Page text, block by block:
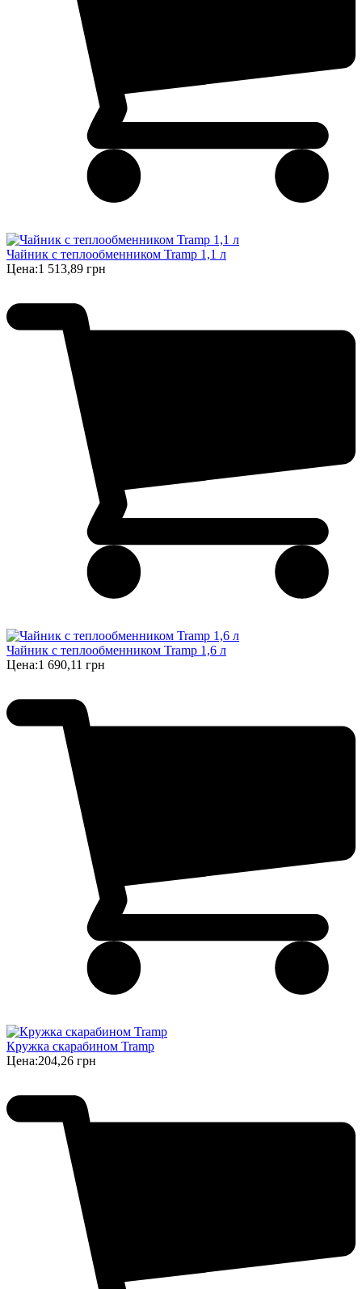
Чайник с теплообменником Tramp 1,1 л
Цена:1 513,89 грн
Чайник с теплообменником Tramp 1,6 л
Цена:1 690,11 грн
Кружка скарабином Tramp
Цена:204,26 грн